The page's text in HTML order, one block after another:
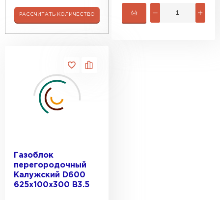
РАССЧИТАТЬ КОЛИЧЕСТВО
Газоблок
перегородочный
Калужский D600
625х100х300 B3.5